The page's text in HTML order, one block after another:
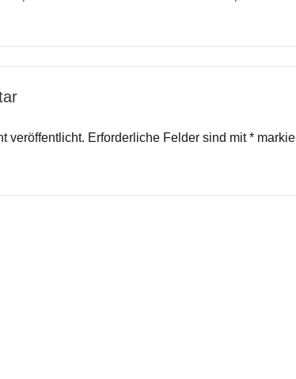
veröffentlicht. Erforderliche Felder sind mit*